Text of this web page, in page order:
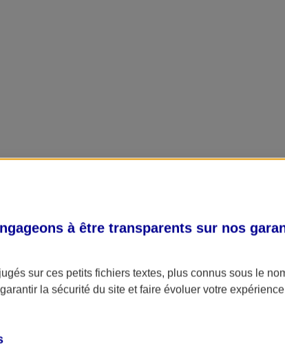
à être transparents sur nos
sur ces petits fichiers textes, plus connus sous le
la sécurité du site et faire évoluer votre